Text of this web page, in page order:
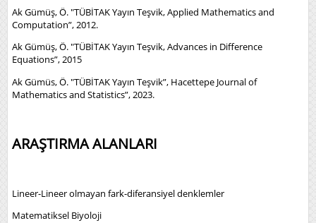
Ak Gümüş, Ö. "TÜBİTAK Yayın Teşvik, Applied Mathematics and
Computation”, 2012.
Ak Gümüş, Ö. "TÜBİTAK Yayın Teşvik, Advances in Difference
Equations”, 2015
Ak Gümüs, Ö. "TÜBİTAK Yayın Teşvik”, Hacettepe Journal of
Mathematics and Statistics”, 2023.
ARAŞTIRMA ALANLARI
Lineer-Lineer olmayan fark-diferansiyel denklemler
Matematiksel Biyoloji